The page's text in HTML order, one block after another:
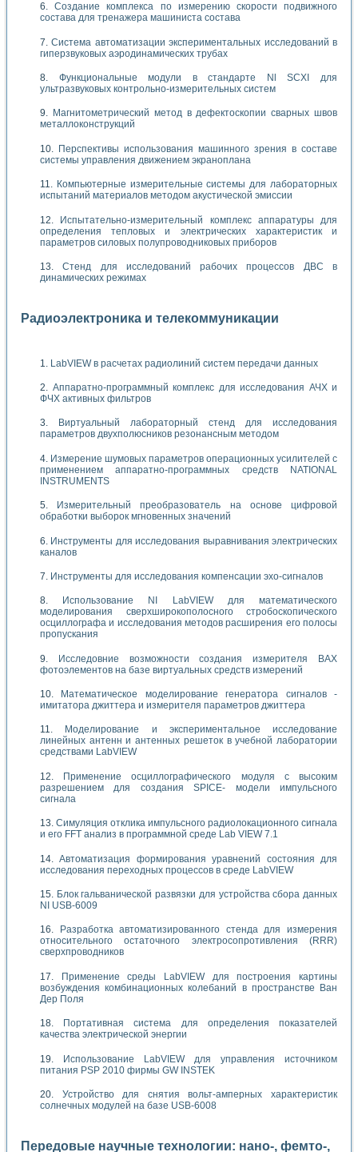
Создание комплекса по измерению скорости подвижного
состава для тренажера машиниста состава
Система автоматизации экспериментальных исследований в
гиперзвуковых аэродинамических трубах
Функциональные модули в стандарте Nl SCXI для
ультразвуковых контрольно-измерительных систем
Магнитометрический метод в дефектоскопии сварных швов
металлоконструкций
Перспективы использования машинного зрения в составе
системы управления движением экраноплана
Компьютерные измерительные системы для лабораторных
испытаний материалов методом акустической эмиссии
Испытательно-измерительный комплекс аппаратуры для
определения тепловых и электрических характеристик и
параметров силовых полупроводниковых приборов
Стенд для исследований рабочих процессов ДВС в
динамических режимах
Радиоэлектроника и телекоммуникации
LabVIEW в расчетах радиолиний систем передачи данных
Аппаратно-программный комплекс для исследования АЧХ и
ФЧХ активных фильтров
Виртуальный лабораторный стенд для исследования
параметров двухполюсников резонансным методом
Измерение шумовых параметров операционных усилителей с
применением аппаратно-программных средств NATIONAL
INSTRUMENTS
Измерительный преобразователь на основе цифровой
обработки выборок мгновенных значений
Инструменты для исследования выравнивания электрических
каналов
Инструменты для исследования компенсации эхо-сигналов
Использование NI LabVIEW для математического
моделирования сверхширокополосного стробоскопического
осциллографа и исследования методов расширения его полосы
пропускания
Исследовние возможности создания измерителя ВАХ
фотоэлементов на базе виртуальных средств измерений
Математическое моделирование генератора сигналов -
имитатора джиттера и измерителя параметров джиттера
Моделирование и экспериментальное исследование
линейных антенн и антенных решеток в учебной лаборатории
средствами LabVIEW
Применение осциллографического модуля с высоким
разрешением для создания SPICE- модели импульсного
сигнала
Симуляция отклика импульсного радиолокационного сигнала
и его FFT анализ в программной среде Lab VIEW 7.1
Автоматизация формирования уравнений состояния для
исследования переходных процессов в среде LabVIEW
Блок гальванической развязки для устройства сбора данных
NI USB-6009
Разработка автоматизированного стенда для измерения
относительного остаточного электросопротивления (RRR)
сверхпроводников
Применение среды LabVIEW для построения картины
возбуждения комбинационных колебаний в пространстве Ван
Дер Поля
Портативная система для определения показателей
качества электрической энергии
Использование LabVIEW для управления источником
питания PSP 2010 фирмы GW INSTEK
Устройство для снятия вольт-амперных характеристик
солнечных модулей на базе USB-6008
Передовые научные технологии: нано-, фемто-,